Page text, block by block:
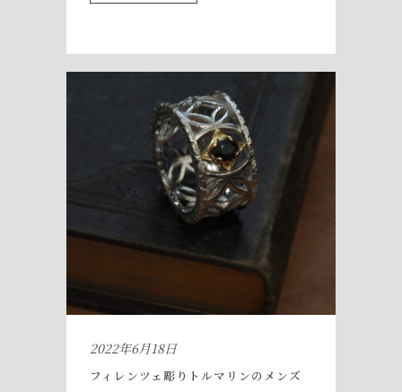
2022年6月18日
フィレンツェ彫りトルマリンのメンズ